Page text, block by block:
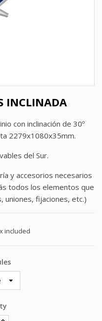
INCLINADA
con inclinación de 30º
2279x1080x35mm.
del Sur.
y accesorios necesarios
todos los elementos que
fijaciones, etc.)
included